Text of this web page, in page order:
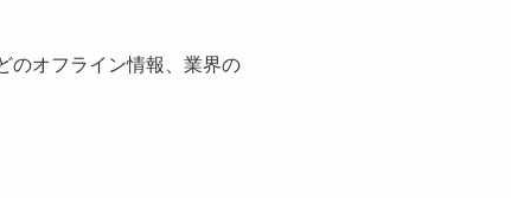
のオフライン情報、業界の